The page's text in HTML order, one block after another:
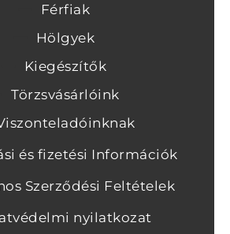
Férfiak
Hölgyek
Kiegészítők
Törzsvásárlóink
és fizetési Információk
Szerződési Feltételek
nyilatkozat